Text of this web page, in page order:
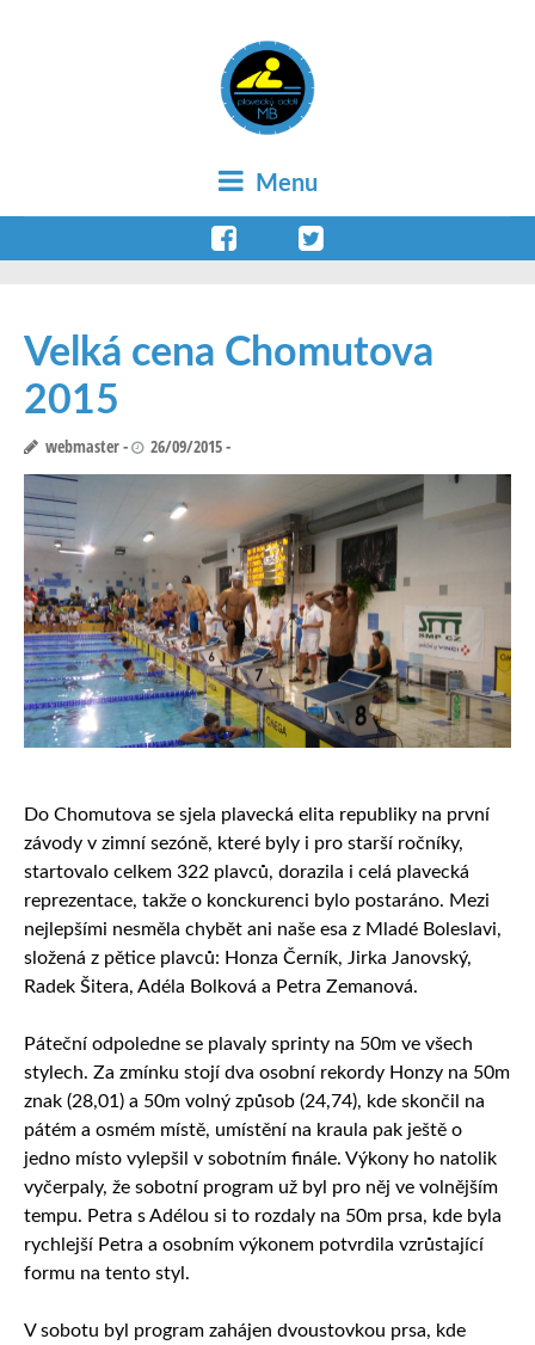
Menu
Velká cena Chomutova
2015
webmaster 26/09/2015
Do Chomutova se sjela plavecká elita republiky na první
závody v zimní sezóně, které byly i pro starší ročníky,
startovalo celkem 322 plavců, dorazila i celá plavecká
reprezentace, takže o konckurenci bylo postaráno. Mezi
nejlepšími nesměla chybět ani naše esa z Mladé Boleslavi,
složená z pětice plavců: Honza Černík, Jirka Janovský,
Radek Šitera, Adéla Bolková a Petra Zemanová.
Páteční odpoledne se plavaly sprinty na 50m ve všech
stylech. Za zmínku stojí dva osobní rekordy Honzy na 50m
znak (28,01) a 50m volný způsob (24,74), kde skončil na
pátém a osmém místě, umístění na kraula pak ještě o
jedno místo vylepšil v sobotním finále. Výkony ho natolik
vyčerpaly, že sobotní program už byl pro něj ve volnějším
tempu. Petra s Adélou si to rozdaly na 50m prsa, kde byla
rychlejší Petra a osobním výkonem potvrdila vzrůstající
formu na tento styl.
V sobotu byl program zahájen dvoustovkou prsa, kde